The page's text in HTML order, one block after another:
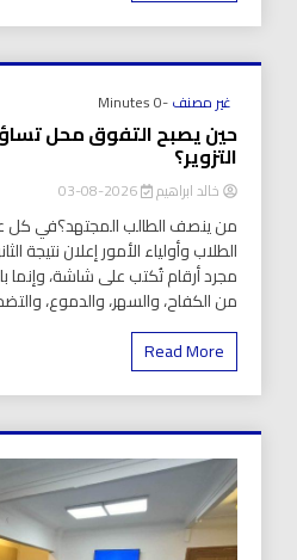
غير مصنف-0 Minutes
حين يصبح التفوق محل
التزوير؟
خالد ابراهيم 2026-08-03
من ينصف الطالب المجتهد؟في كل
الطلاب وأولياء الأمور إعلان نتيجة
مجرد أرقام تُكتب على شاشة، وإنما
من الكفاح، والسهر، والدموع،
Read More